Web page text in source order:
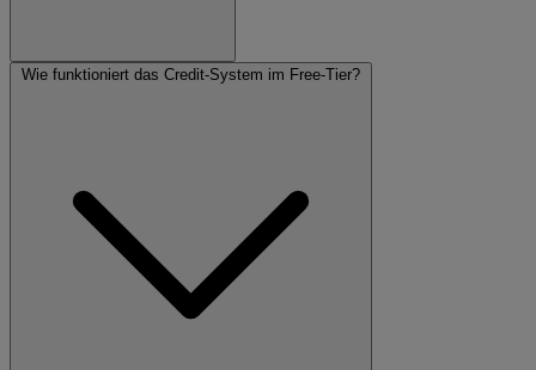
Wie funktioniert das Credit-System im Free-Tier?